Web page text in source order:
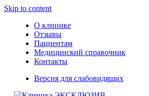
Skip to content
О клинике
Отзывы
Пациентам
Медицинский справочник
Контакты
Версия для слабовидящих